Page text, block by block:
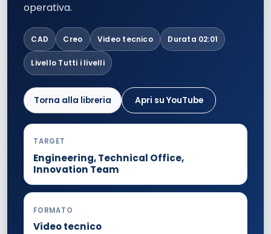
operativa.
CAD Creo Video tecnico Durata 02:01
Livello Tutti i livelli
Torna alla libreria Apri su YouTube
TARGET
Engineering, Technical Office,
Innovation Team
FORMATO
Video tecnico